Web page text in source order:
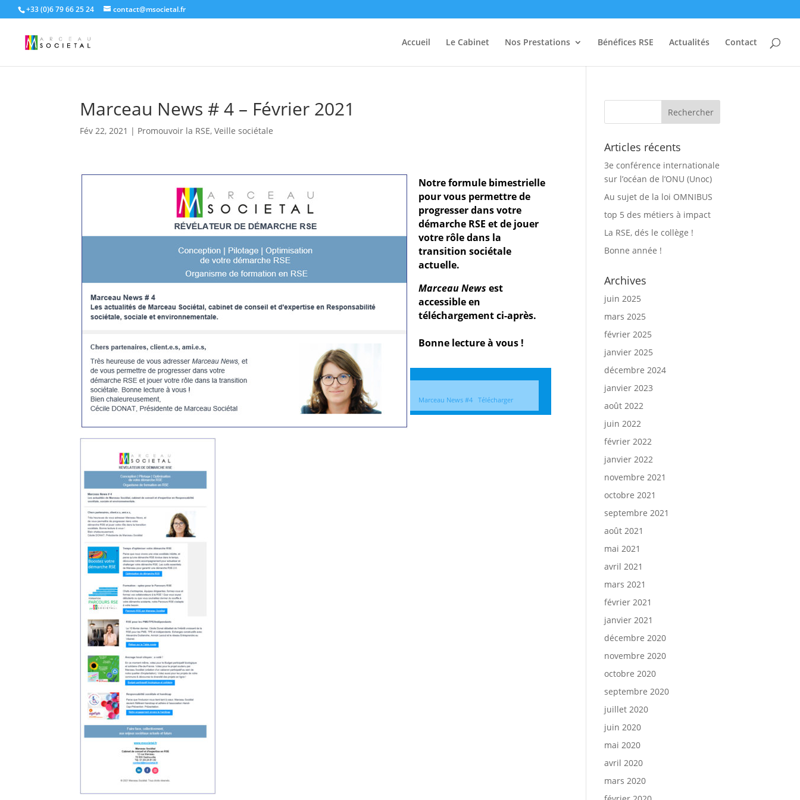
+33 (0)6 79 66 25 24 contact@msocietal.fr
Accueil Le Cabinet Nos Prestations Bénéfices RSE Actualités Contact
Marceau News # 4 – Février 2021
Fév 22, 2021 | Promouvoir la RSE,Veille sociétale
Notre formule bimestrielle
pour vous permettre de
progresser dans votre
démarche RSE et de jouer
votre rôle dans la
transition sociétale
actuelle.
Marceau News est
accessible en
téléchargement ci-après.
Bonne lecture à vous !
Marceau News #4 Télécharger
Articles récents
3e conférence internationale
sur l’océan de l’ONU (Unoc)
Au sujet de la loi OMNIBUS
top 5 des métiers à impact
La RSE, dés le collège !
Bonne année !
Archives
juin 2025
mars 2025
février 2025
janvier 2025
décembre 2024
janvier 2023
août 2022
juin 2022
février 2022
janvier 2022
novembre 2021
octobre 2021
septembre 2021
août 2021
mai 2021
avril 2021
mars 2021
février 2021
janvier 2021
décembre 2020
novembre 2020
octobre 2020
septembre 2020
juillet 2020
juin 2020
mai 2020
avril 2020
mars 2020